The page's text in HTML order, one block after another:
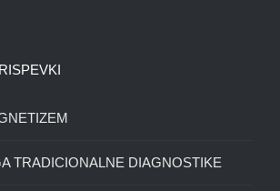
TRADICIONALNE DIAGNOSTIKE